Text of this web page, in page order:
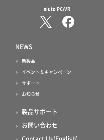
aiuto PC/VR
NEWS
新製品
イベント＆キャンペーン
サポート
お知らせ
製品サポート
お問い合わせ